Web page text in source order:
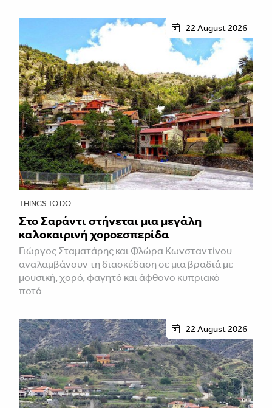
22 August 2026
THINGS TO DO
Στο Σαράντι στήνεται μια μεγάλη
καλοκαιρινή χοροεσπερίδα
Γιώργος Σταματάρης και Φλώρα Κωνσταντίνου
αναλαμβάνουν τη διασκέδαση σε μια βραδιά με
μουσική, χορό, φαγητό και άφθονο κυπριακό
ποτό
22 August 2026